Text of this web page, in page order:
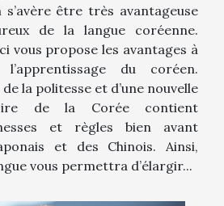
être très avantageuse
de la langue coréenne.
vous propose les avantages à
l’apprentissage du coréen.
la politesse et d’une nouvelle
de la Corée contient
et règles bien avant
et des Chinois. Ainsi,
vous permettra d’élargir...